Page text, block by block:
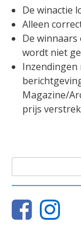
De winactie
Alleen
De
wordt niet
Magazine/
prijs